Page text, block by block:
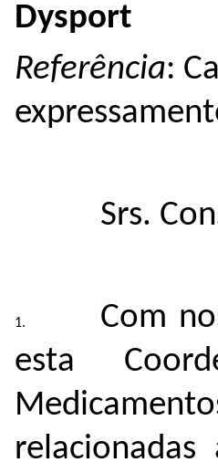
Dysport
Referência:
Srs.
Com
esta